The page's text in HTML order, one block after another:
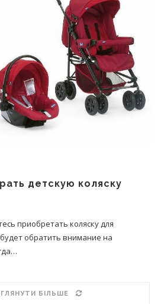
детскую коляску
приобретать коляску для
обратить внимание на
БІЛЬШЕ